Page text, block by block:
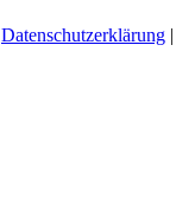
Datenschutzerklärung |